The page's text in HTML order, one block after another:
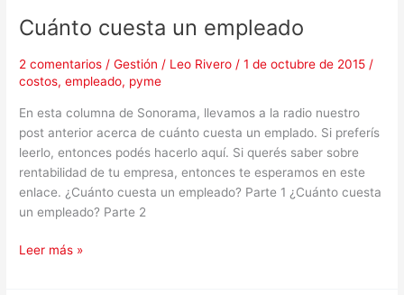
Cuánto cuesta un empleado
2 comentarios /Gestión / Leo Rivero /1 de octubre de 2015 /
costos,empleado, pyme
En esta columna de Sonorama, llevamos a la radio nuestro
post anterior acerca de cuánto cuesta un emplado. Si preferís
leerlo, entonces podés hacerlo aquí. Si querés saber sobre
rentabilidad de tu empresa, entonces te esperamos en este
enlace. ¿Cuánto cuesta un empleado? Parte 1 ¿Cuánto cuesta
un empleado? Parte 2
Cuánto
un
empleado
Leer más »